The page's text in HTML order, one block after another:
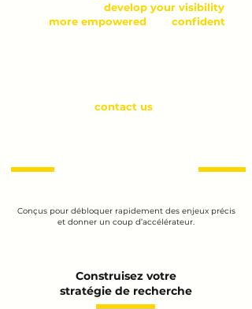
develop your visibility,
more empowered
confident
contact us
Conçus pour débloquer rapidement des enjeux précis
et donner un coup d’accélérateur.
Construisez votre
stratégie de recherche